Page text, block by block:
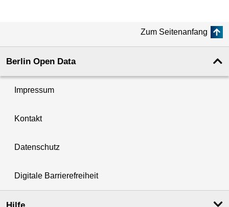
Zum Seitenanfang
Berlin Open Data
Impressum
Kontakt
Datenschutz
Digitale Barrierefreiheit